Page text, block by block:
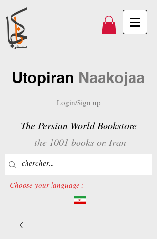
Utopiran Naakojaa
Login/Sign up
The Persian World Bookstore
the 1001 books on Iran
Choose your language :